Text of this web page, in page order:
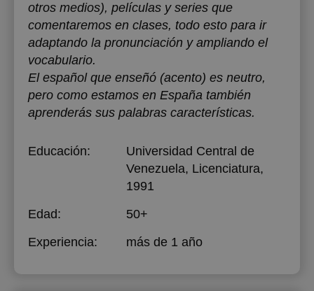
otros medios), películas y series que
comentaremos en clases, todo esto para ir
adaptando la pronunciación y ampliando el
vocabulario.
El español que enseñó (acento) es neutro,
pero como estamos en España también
aprenderás sus palabras características.
Educación:
Universidad Central de
Venezuela, Licenciatura,
1991
Edad:
50+
Experiencia:
más de 1 año